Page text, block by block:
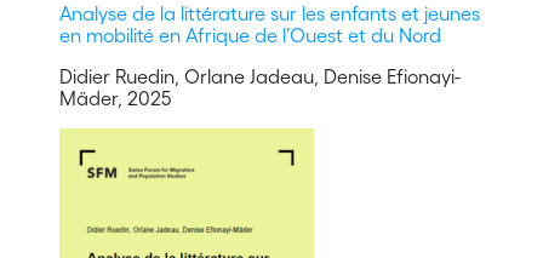
Analyse de la littérature sur les enfants et jeunes
en mobilité en Afrique de l’Ouest et du Nord
Didier Ruedin, Orlane Jadeau, Denise Efionayi-
Mäder, 2025